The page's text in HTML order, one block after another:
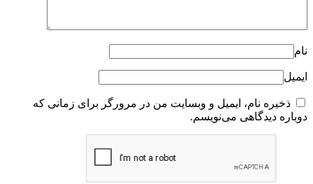
نام
ایمیل
ذخیره نام، ایمیل و وبسایت من در مرورگر برای زمانی که
دوباره دیدگاهی می‌نویسم.